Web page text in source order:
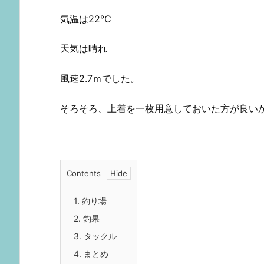
気温は22℃
天気は晴れ
風速2.7ｍでした。
そろそろ、上着を一枚用意しておいた方が良
Contents
1. 釣り場
2. 釣果
3. タックル
4. まとめ